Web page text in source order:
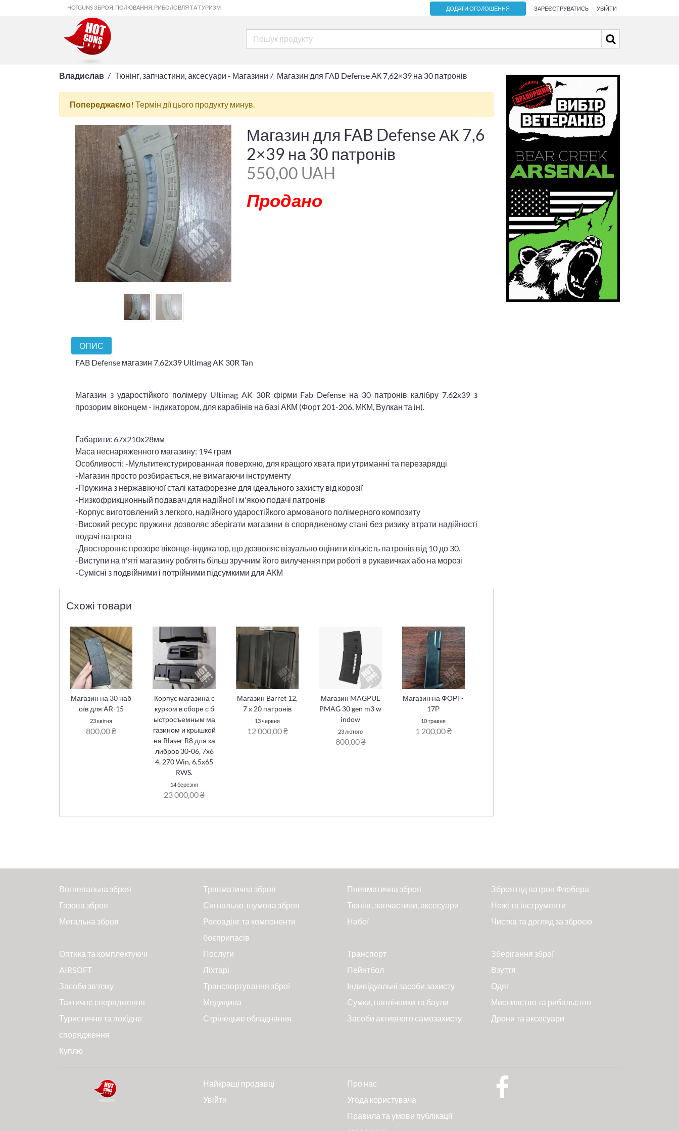
HOTGUNS ЗБРОЯ, ПОЛЮВАННЯ, РИБОЛОВЛЯ ТА ТУРИЗМ ДОДАТИ ОГОЛОШЕННЯ ЗАРЕЄСТРУВАТИСЬ УВІЙТИ
Владислав Тюнінг, запчастини, аксесуари - Магазини Магазин для FAB Defense АК 7,62×39 на 30 патронів
Попереджаємо! Термін дії цього продукту минув.
Магазин для FAB Defense АК 7,6
2×39 на 30 патронів
550,00 UAH
Продано
ОПИС
FAB Defense магазин 7,62х39 Ultimag AK 30R Tan
Магазин з ударостійкого полімеру Ultimag AK 30R фірми Fab Defense на 30 патронів калібру 7.62x39 з
прозорим віконцем - індикатором, для карабінів на базі АКМ (Форт 201-206, МКМ, Вулкан та ін).
Габарити: 67х210х28мм
Маса неснаряженного магазину: 194 грам
Особливості: -Мультитекстурированная поверхню, для кращого хвата при утриманні та перезарядці
-Магазин просто розбирається, не вимагаючи інструменту
-Пружина з нержавіючої сталі катафорезне для ідеального захисту від корозії
-Низкофрикционный подавач для надійної і м'якою подачі патронів
-Корпус виготовлений з легкого, надійного ударостійкого армованого полімерного композиту
-Високий ресурс пружини дозволяє зберігати магазини в спорядженому стані без ризику втрати надійності
подачі патрона
-Двостороннє прозоре віконце-індикатор, що дозволяє візуально оцінити кількість патронів від 10 до 30.
-Виступи на п'яті магазину роблять більш зручним його вилучення при роботі в рукавичках або на морозі
-Сумісні з подвійними і потрійними підсумкими для АКМ
Схожі товари
Магазин на 30 наб
оїв для AR-15
23 квітня
800,00 ₴
Корпус магазина с
курком в сборе с б
ыстросъемным ма
газином и крышкой
на Blaser R8 для ка
либров 30-06, 7х6
4, 270 Win, 6,5x65
RWS.
14 березня
23 000,00 ₴
Магазин Barret 12,
7 x 20 патронів
13 червня
12 000,00 ₴
Магазин MAGPUL
PMAG 30 gen m3 w
indow
23 лютого
800,00 ₴
Магазин на ФОРТ-
17Р
10 травня
1 200,00 ₴
Вогнепальна зброя Травматична зброя Пневматична зброя
Зброя під патрон Флобера
Газова зброя
Сигнально-шумова зброя Тюнінг, запчастини, аксесуари
Ножі та інструменти
Метальна зброя
Релоадінг та компоненти
боєприпасів
Набої Чистка та догляд за зброєю
Оптика та комплектуючі Послуги Транспорт
Зберігання зброї
AIRSOFT
Ліхтарі Пейнтбол
Взуття
Засоби зв'язку
Транспортування зброї Індивідуальні засоби захисту
Одяг
Тактичне спорядження
Медицина Сумки, наплічники та баули
Мисливство та рибальство
Туристичне та похідне
спорядження
Стрілецьке обладнання Засоби активного самозахисту Дрони та аксесуари
Куплю
Найкращі продавці
Увійти
Про нас
Угода користувача
Правила та умови публікації